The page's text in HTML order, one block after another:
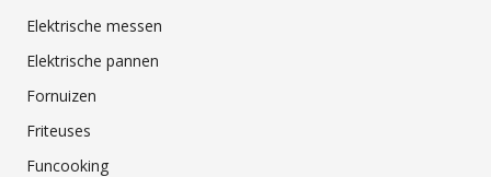
Elektrische messen
Elektrische pannen
Fornuizen
Friteuses
Funcooking